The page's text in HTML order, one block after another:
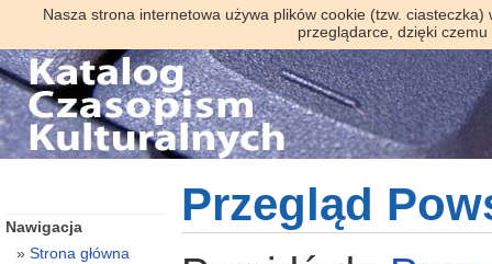
Nasza strona internetowa używa plików cookie (tzw.
przeglądarce, dzięki
Przegląd
Nawigacja
Strona główna